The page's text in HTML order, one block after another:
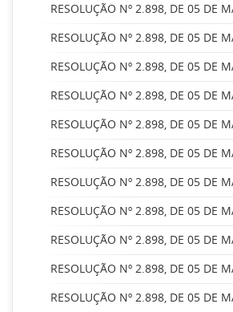
RESOLUÇÃO Nº 2.898, DE 05 DE
RESOLUÇÃO Nº 2.898, DE 05 DE
RESOLUÇÃO Nº 2.898, DE 05 DE
RESOLUÇÃO Nº 2.898, DE 05 DE
RESOLUÇÃO Nº 2.898, DE 05 DE
RESOLUÇÃO Nº 2.898, DE 05 DE
RESOLUÇÃO Nº 2.898, DE 05 DE
RESOLUÇÃO Nº 2.898, DE 05 DE
RESOLUÇÃO Nº 2.898, DE 05 DE
RESOLUÇÃO Nº 2.898, DE 05 DE
RESOLUÇÃO Nº 2.898, DE 05 DE